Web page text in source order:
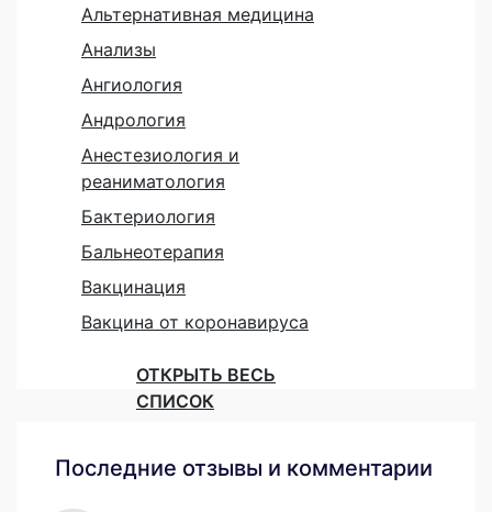
Альтернативная медицина
Анализы
Ангиология
Андрология
Анестезиология и
реаниматология
Бактериология
Бальнеотерапия
Вакцинация
Вакцина от коронавируса
ОТКРЫТЬ ВЕСЬ
СПИСОК
Последние отзывы и комментарии